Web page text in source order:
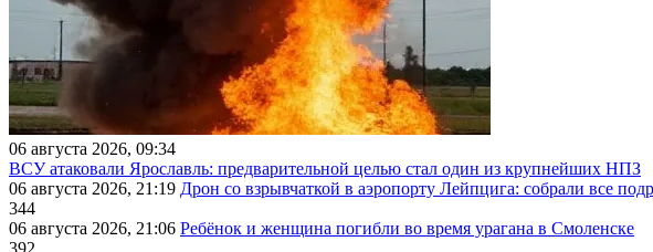
06 августа 2026, 09:34
ВСУ атаковали Ярославль: предварительной целью стал один из крупнейших НПЗ
06 августа 2026, 21:19 Дрон со взрывчаткой в аэропорту Лейпцига: собрали все
344
06 августа 2026, 21:06 Ребёнок и женщина погибли во время урагана в Смоленске
392